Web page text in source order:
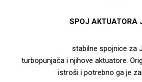
SPOJ AKTUATORA
stabilne spojnice za
turbopunjača i njihove aktuatore.
istroši i potrebno ga je